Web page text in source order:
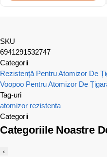
SKU
6941291532747
Categorii
Rezistență Pentru Atomizor De
Voopoo Pentru Atomizor De
Tag-uri
atomizor rezistenta
Categorii
Categoriile Noastre
‹